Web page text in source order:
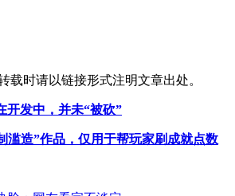
载时请以链接形式注明文章出处。
开发中，并未“被砍”
滥造”作品，仅用于帮玩家刷成就点数